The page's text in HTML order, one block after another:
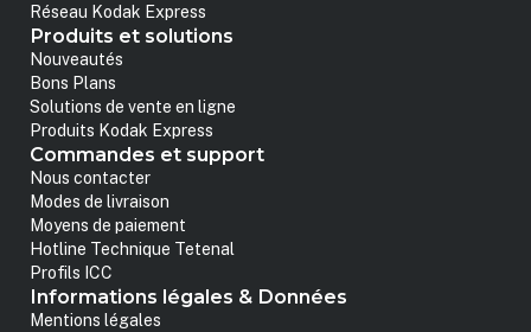
Réseau Kodak Express
Produits et solutions
Nouveautés
Bons Plans
Solutions de vente en ligne
Produits Kodak Express
Commandes et support
Nous contacter
Modes de livraison
Moyens de paiement
Hotline Technique Tetenal
Profils ICC
Informations légales & Données
Mentions légales